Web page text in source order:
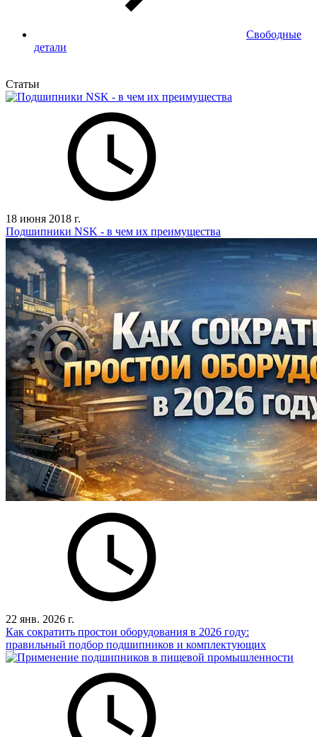
Свободные
детали
Статьи
18 июня 2018 г.
Подшипники NSK - в чем их преимущества
22 янв. 2026 г.
Как сократить простои оборудования в 2026 году:
правильный подбор подшипников и комплектующих